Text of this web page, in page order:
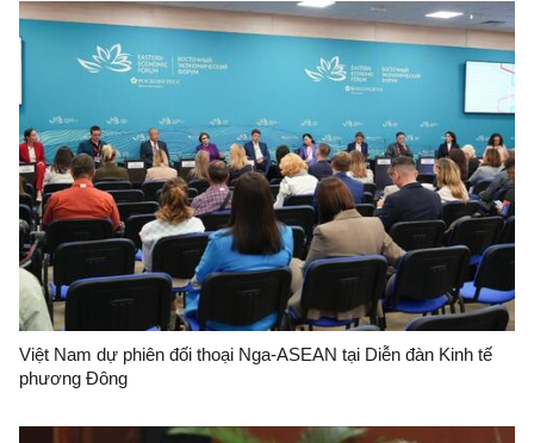
Việt Nam dự phiên đối thoại Nga-ASEAN tại Diễn đàn Kinh tế
phương Đông